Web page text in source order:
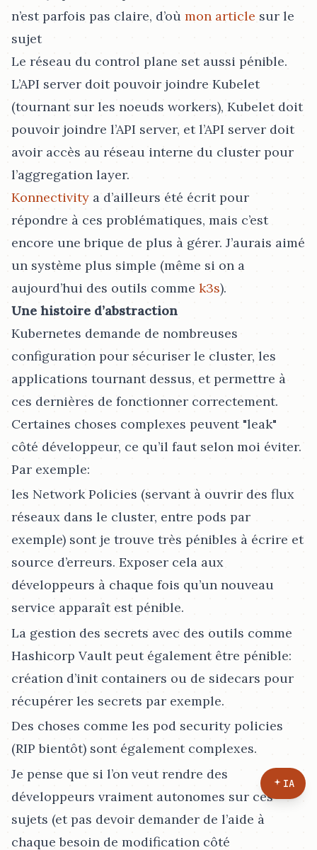
n’est parfois pas claire, d’où mon article sur le
sujet
Le réseau du control plane set aussi pénible.
L’API server doit pouvoir joindre Kubelet
(tournant sur les noeuds workers), Kubelet doit
pouvoir joindre l’API server, et l’API server doit
avoir accès au réseau interne du cluster pour
l’aggregation layer.
Konnectivity a d’ailleurs été écrit pour
répondre à ces problématiques, mais c’est
encore une brique de plus à gérer. J’aurais aimé
un système plus simple (même si on a
aujourd’hui des outils comme k3s).
Une histoire d’abstraction
Kubernetes demande de nombreuses
configuration pour sécuriser le cluster, les
applications tournant dessus, et permettre à
ces dernières de fonctionner correctement.
Certaines choses complexes peuvent "leak"
côté développeur, ce qu’il faut selon moi éviter.
Par exemple:
les Network Policies (servant à ouvrir des flux
réseaux dans le cluster, entre pods par
exemple) sont je trouve très pénibles à écrire et
source d’erreurs. Exposer cela aux
développeurs à chaque fois qu’un nouveau
service apparaît est pénible.
La gestion des secrets avec des outils comme
Hashicorp Vault peut également être pénible:
création d’init containers ou de sidecars pour
récupérer les secrets par exemple.
Des choses comme les pod security policies
(RIP bientôt) sont également complexes.
Je pense que si l’on veut rendre des
développeurs vraiment autonomes sur ces
sujets (et pas devoir demander de l’aide à
chaque besoin de modification côté
IA